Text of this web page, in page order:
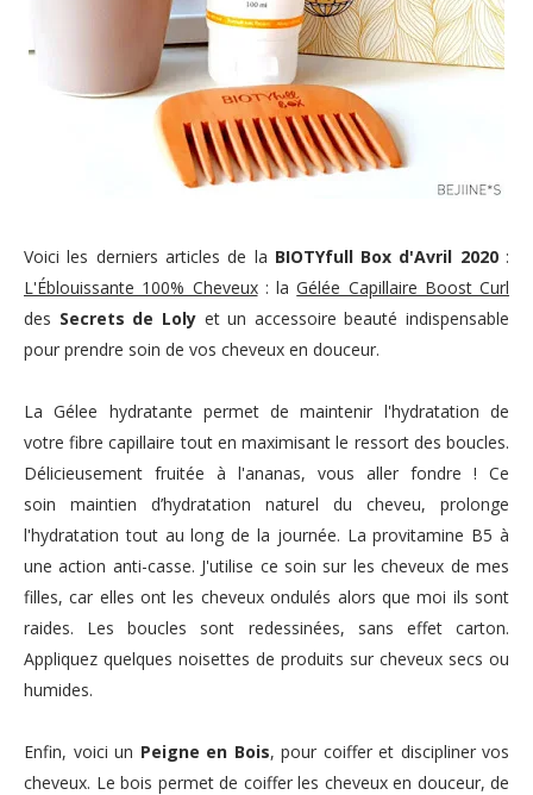
Voici les derniers articles de la BIOTYfull Box d'Avril 2020:
L'Éblouissante 100% Cheveux: laGélée Capillaire Boost Curl
des Secrets de Loly et un accessoire beauté indispensable
pour prendre soin de vos cheveux en douceur.
La Gélee hydratante permet demaintenir l'hydratation de
votre fibre capillaire tout enmaximisant le ressort des boucles.
Délicieusement fruitée à l'ananas, vous aller fondre ! Ce
soin maintien d’hydratation naturel du cheveu, prolonge
l'hydratation tout au long de la journée. Laprovitamine B5 à
une action anti-casse. J'utilise ce soin sur les cheveux de mes
filles, car elles ont les cheveux ondulés alors que moi ils sont
raides. Les boucles sont redessinées, sans effet carton.
Appliquez quelques noisettes de produits sur cheveux secs ou
humides.
Enfin, voici un Peigne en Bois, pour coiffer et discipliner vos
cheveux. Le bois permet de coiffer les cheveux en douceur, de